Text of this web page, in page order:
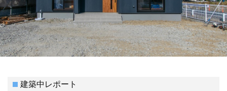
建築中レポート